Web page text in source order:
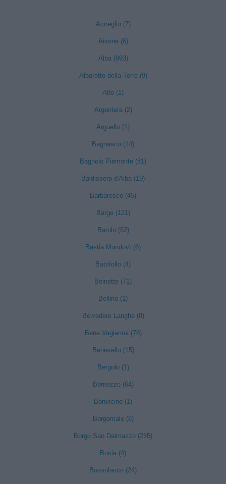
Acceglio (7)
Aisone (6)
Alba (993)
Albaretto della Torre (9)
Alto (1)
Argentera (2)
Arguello (1)
Bagnasco (14)
Bagnolo Piemonte (81)
Baldissero d'Alba (19)
Barbaresco (45)
Barge (121)
Barolo (52)
Bastia Mondovì (6)
Battifollo (4)
Beinette (71)
Bellino (1)
Belvedere Langhe (8)
Bene Vagienna (78)
Benevello (15)
Bergolo (1)
Bernezzo (64)
Bonvicino (1)
Borgomale (6)
Borgo San Dalmazzo (255)
Bosia (4)
Bossolasco (24)